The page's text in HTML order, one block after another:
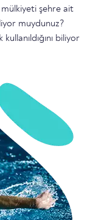
mülkiyeti şehre ait
muydunuz?
biliyor